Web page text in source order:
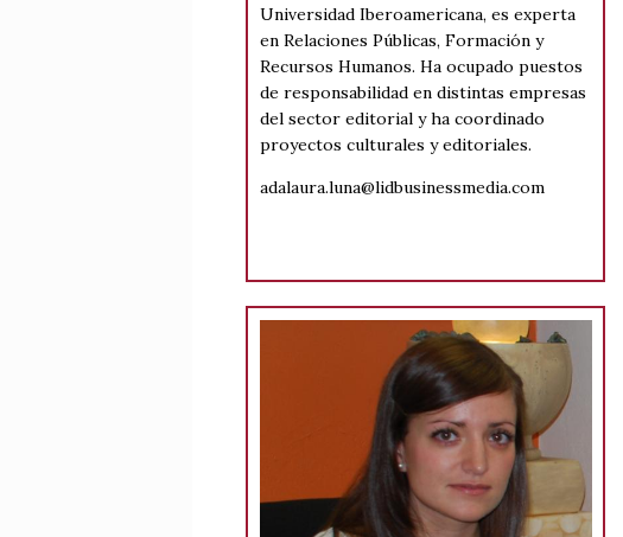
Universidad Iberoamericana, es experta
en Relaciones Públicas, Formación y
Recursos Humanos. Ha ocupado puestos
de responsabilidad en distintas empresas
del sector editorial y ha coordinado
proyectos culturales y editoriales.
adalaura.luna@lidbusinessmedia.com